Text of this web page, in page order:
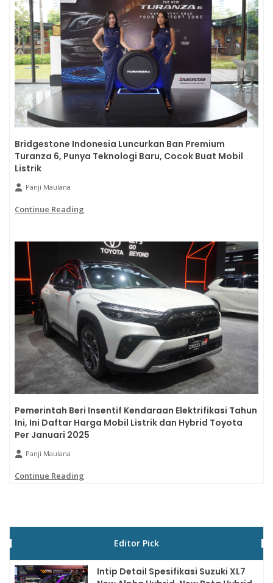
Bridgestone Indonesia Luncurkan Ban Premium
Turanza 6, Punya Teknologi Baru, Cocok Buat Mobil
Listrik
Panji Maulana
Continue Reading
Pemerintah Beri Insentif Kendaraan Elektrifikasi Tahun
Ini, Ini Daftar Harga Mobil Listrik dan Hybrid Toyota
Per Januari 2025
Panji Maulana
Continue Reading
Editor Pick
Intip Detail Spesifikasi Suzuki XL7